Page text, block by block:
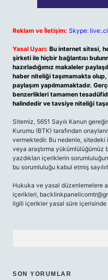
Reklam ve İletişim: Skype:
Yasal Uyarı: Bu internet sitesi,
şirketi ile hiçbir bağlantısı
hazırladığımız makaleler
haber niteliği taşımamakta
paylaşım yapılmamaktadır.
benzerlikleri tamamen
halindedir ve tavsiye niteliği
Sitemiz, 5651 Sayılı Kanun
Kurumu (BTK) tarafından
vermektedir. Bu nedenle,
veya araştırma yükümlülüğümüz
yazdıkları içeriklerin
bu sorumluluğu kabul etmiş
Hukuka ve yasal düzenlemelere
içerikleri,
ilgili içerikler yasal süre içerisinde
SON YORUMLAR